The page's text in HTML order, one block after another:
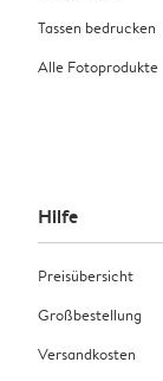
Tassen bedrucken
Alle Fotoprodukte
Hilfe
Preisübersicht
Großbestellung
Versandkosten